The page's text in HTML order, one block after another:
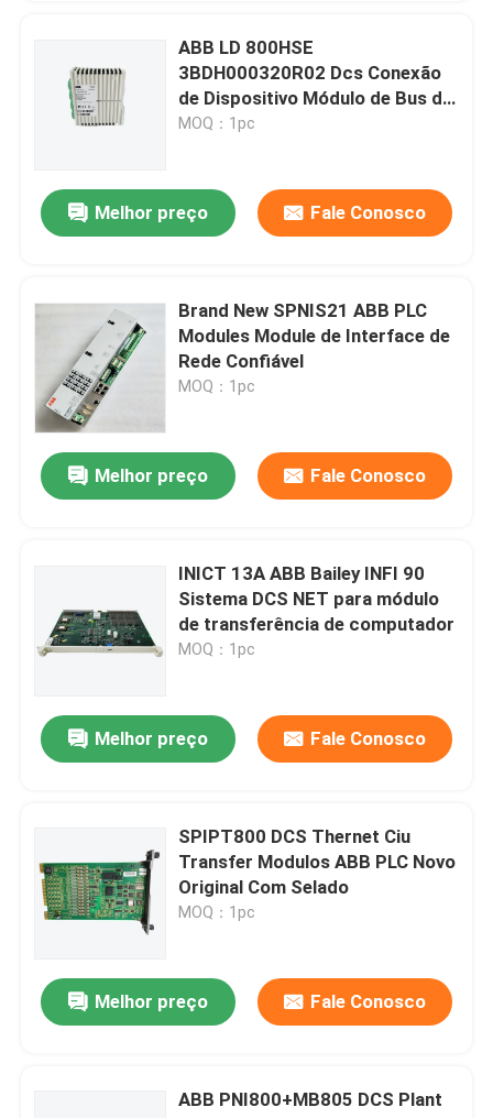
Vídeos
Sobre nós
Controle de qualidade
Contacte-nos
Solicite um orçamento
Módulos de controlo automático ABB
Módulo GE
Peças sobressalentes Schneider Electric
Módulo Honeywell
ABB LD 800HSE
3BDH000320R02 Dcs Conexão
de Dispositivo Módulo de Bus de
Campo
MOQ：1pc
Melhor preço Fale Conosco
Brand New SPNIS21 ABB PLC
Modules Module de Interface de
Rede Confiável
MOQ：1pc
Melhor preço Fale Conosco
INICT 13A ABB Bailey INFI 90
Sistema DCS NET para módulo
de transferência de computador
MOQ：1pc
Melhor preço Fale Conosco
SPIPT800 DCS Thernet Ciu
Transfer Modulos ABB PLC Novo
Original Com Selado
MOQ：1pc
Melhor preço Fale Conosco
ABB PNI800+MB805 DCS Plant